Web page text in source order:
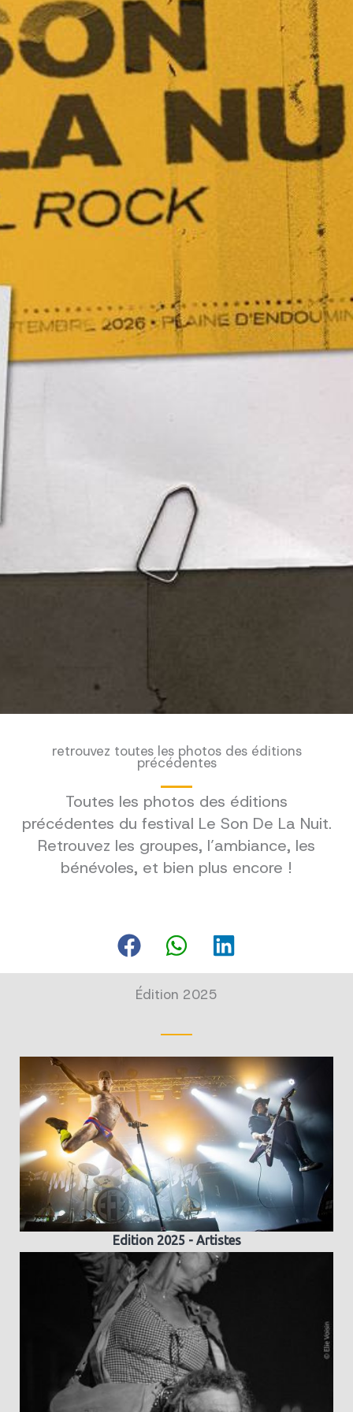
retrouvez toutes les photos des éditions
précédentes
Toutes les photos des éditions
précédentes du festival Le Son De La Nuit.
Retrouvez les groupes, l’ambiance, les
bénévoles, et bien plus encore !
Édition 2025
Edition 2025 - Artistes